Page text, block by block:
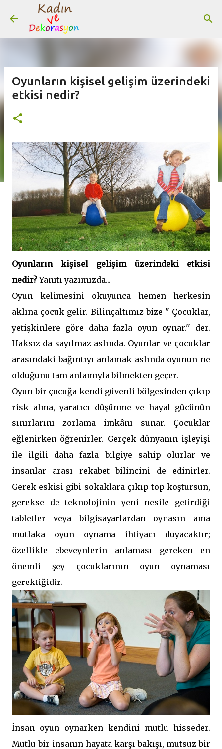
Oyunların kişisel gelişim üzerindeki
etkisi nedir?
Oyunların kişisel gelişim üzerindeki etkisi
nedir?Yanıtı yazımızda...
Oyun kelimesini okuyunca hemen herkesin
aklına çocuk gelir. Bilinçaltımız bize '' Çocuklar,
yetişkinlere göre daha fazla oyun oynar.'' der.
Haksız da sayılmaz aslında. Oyunlar ve çocuklar
arasındaki bağıntıyı anlamak aslında oyunun ne
olduğunu tam anlamıyla bilmekten geçer.
Oyun bir çocuğa kendi güvenli bölgesinden çıkıp
risk alma, yaratıcı düşünme ve hayal gücünün
sınırlarını zorlama imkânı sunar. Çocuklar
eğlenirken öğrenirler. Gerçek dünyanın işleyişi
ile ilgili daha fazla bilgiye sahip olurlar ve
insanlar arası rekabet bilincini de edinirler.
Gerek eskisi gibi sokaklara çıkıp top koştursun,
gerekse de teknolojinin yeni nesile getirdiği
tabletler veya bilgisayarlardan oynasın ama
mutlaka oyun oynama ihtiyacı duyacaktır;
özellikle ebeveynlerin anlaması gereken en
önemli şey çocuklarının oyun oynaması
gerektiğidir.
İnsan oyun oynarken kendini mutlu hisseder.
Mutlu bir insanın hayata karşı bakışı, mutsuz bir